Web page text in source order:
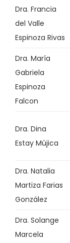
Dra. Francia
del Valle
Espinoza Rivas
Dra. María
Gabriela
Espinoza
Falcon
Dra. Dina
Estay Mújica
Dra. Natalia
Martiza Farias
González
Dra. Solange
Marcela